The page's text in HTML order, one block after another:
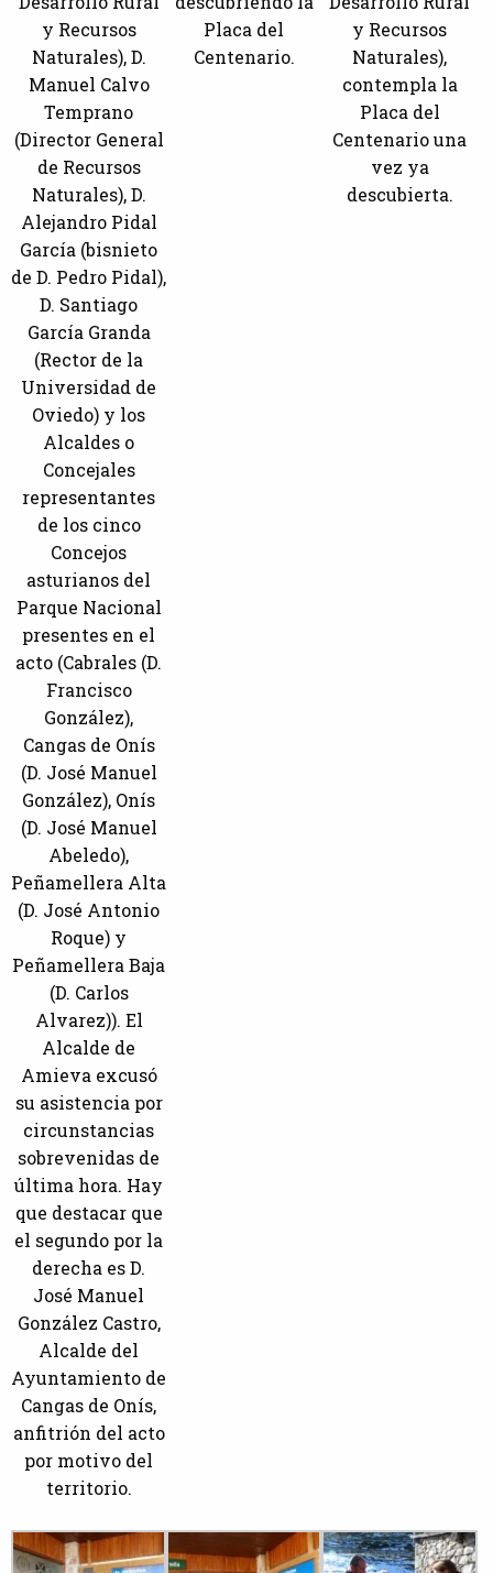
y Recursos
Naturales), D.
Manuel Calvo
Temprano
(Director General
de Recursos
Naturales), D.
Alejandro Pidal
García (bisnieto
de D. Pedro Pidal),
D. Santiago
García Granda
(Rector de la
Universidad de
Oviedo) y los
Alcaldes o
Concejales
representantes
de los cinco
Concejos
asturianos del
Parque Nacional
presentes en el
acto (Cabrales (D.
Francisco
González),
Cangas de Onís
(D. José Manuel
González), Onís
(D. José Manuel
Abeledo),
Peñamellera Alta
(D. José Antonio
Roque) y
Peñamellera Baja
(D. Carlos
Alvarez)). El
Alcalde de
Amieva excusó
su asistencia por
circunstancias
sobrevenidas de
última hora. Hay
que destacar que
el segundo por la
derecha es D.
José Manuel
González Castro,
Alcalde del
Ayuntamiento de
Cangas de Onís,
anfitrión del acto
por motivo del
territorio.
Placa del
Centenario.
y Recursos
Naturales),
contempla la
Placa del
Centenario una
vez ya
descubierta.